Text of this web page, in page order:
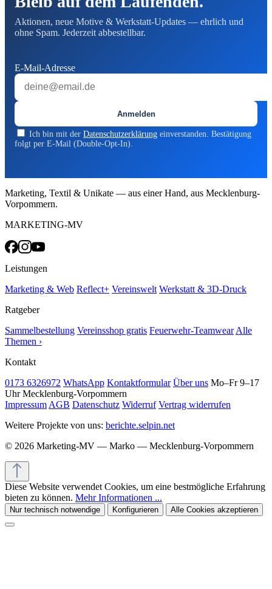
Aktionen, neue Motive & Werkstatt-Updates — ehrlich und
ohne Spam. Jederzeit abbestellbar.
E-Mail-Adresse
Anmelden
Ich bin mit der Datenschutzerklärung einverstanden. Bestätigung
folgt per E-Mail (Double-Opt-In).
Marketing, Textil & Unikate — aus einer Hand, aus Mecklenburg-
Vorpommern.
MARKETING-MV
Leistungen
Marketing & Web Reflect+ Vereinswelt Werkstatt & 3D-Druck
Ratgeber
Sammelbestellung Vereinsshop gratis Feuerwehr-Teamwear Alle
Themen ›
Kontakt
0173 6326972 WhatsApp Kontaktformular Über uns Mo–Fr 9–17
Uhr Mecklenburg-Vorpommern
Impressum AGB Datenschutz Widerruf Vertrag widerrufen
Weitere Projekte von uns: berichte.selpin.net
© 2026 Marketing-MV — Marko — Mecklenburg-Vorpommern
Diese Website verwendet Cookies, um eine bestmögliche Erfahrung
bieten zu können. Mehr Informationen ...
Nur technisch notwendige Konfigurieren Alle Cookies akzeptieren